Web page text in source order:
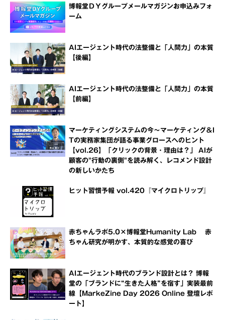
博報堂ＤＹグループメールマガジンお申込みフォ
ーム
AIエージェント時代の法整備と「人間力」の本質
【後編】
AIエージェント時代の法整備と「人間力」の本質
【前編】
マーケティングシステムの今～マーケティング＆I
Tの実務家集団が語る事業グロースへのヒント
【vol.26】「クリックの背景・理由は？」 AIが
顧客の"行動の裏側"を読み解く、レコメンド設計
の新しいかたち
ヒット習慣予報 vol.420『マイクロトリップ』
赤ちゃんラボ5.0×博報堂Humanity Lab 赤
ちゃん研究が明かす、本質的な感覚の喜び
AIエージェント時代のブランド設計とは？ 博報
堂の「ブランドに“生きた人格”を宿す」実装最前
線【MarkeZine Day 2026 Online 登壇レポ
ート】